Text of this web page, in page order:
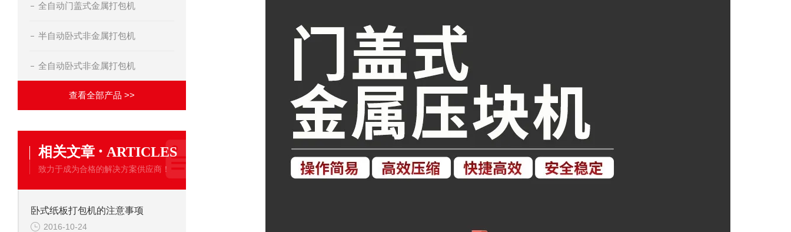
全自动门盖式金属打包机
半自动卧式非金属打包机
全自动卧式非金属打包机
查看全部产品 >>
相关文章 · ARTICLES
致力于成为合格的解决方案供应商！
卧式纸板打包机的注意事项
2016-10-24